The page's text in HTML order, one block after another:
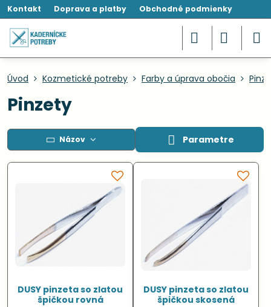
Kontakt Doprava a platby Obchodné podmienky
Úvod Kozmetické potreby Farby a úprava obočia
Pinzety
Názov Parametre
DUSY pinzeta so zlatou
špičkou rovná
DUSY pinzeta so zlatou
špičkou skosená